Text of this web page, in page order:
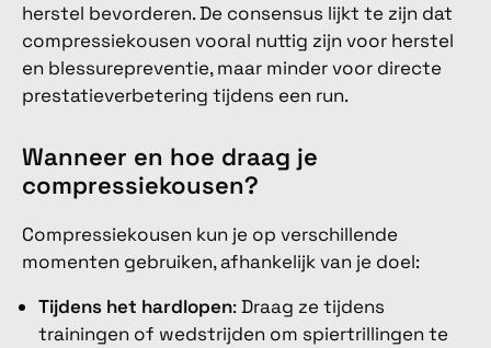
herstel bevorderen. De consensus lijkt te zijn dat
compressiekousen vooral nuttig zijn voor herstel
en blessurepreventie, maar minder voor directe
prestatieverbetering tijdens een run.
Wanneer en hoe draag je
compressiekousen?
Compressiekousen kun je op verschillende
momenten gebruiken, afhankelijk van je doel:
Tijdens het hardlopen: Draag ze tijdens
trainingen of wedstrijden om spiertrillingen te